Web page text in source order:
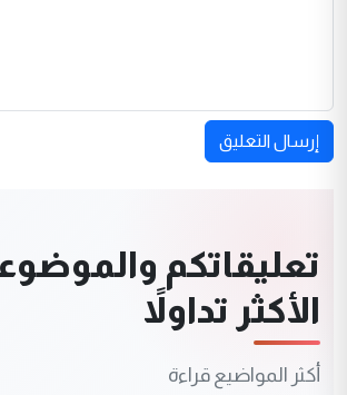
إرسال التعليق
تعليقاتكم
الأكثر تداولاً
أكثر المواضيع قراءة